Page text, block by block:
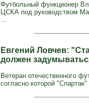
Футбольный функционер
ЦСКА под руководством
...
Евгений Ловчев:
должен
Ветеран отечественного
согласно которой